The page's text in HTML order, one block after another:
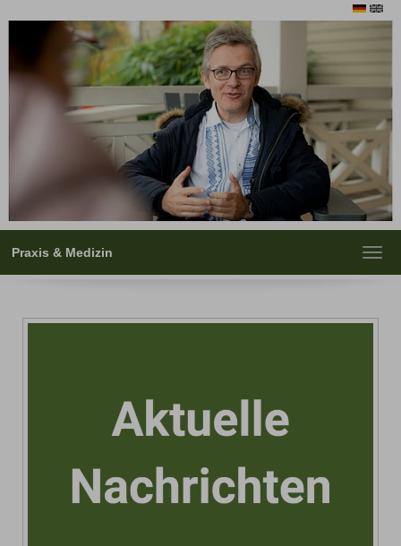
Praxis & Medizin